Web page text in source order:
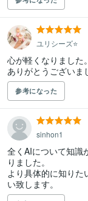
ユリシーズ⭐️
心が軽くなりました
ありがとうございま
参考になった
sinhon1
全くAIについて知識
りました。
より具体的に知りた
い致します。